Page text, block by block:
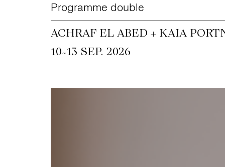
Programme double
ACHRAF EL ABED + KAIA
10~13 SEP. 2026